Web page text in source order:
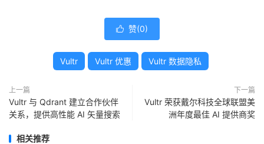
 赞(0)
Vultr Vultr 优惠 Vultr 数据隐私
上一篇
Vultr 与 Qdrant 建立合作伙伴
关系，提供高性能 AI 矢量搜索
下一篇
Vultr 荣获戴尔科技全球联盟美
洲年度最佳 AI 提供商奖
相关推荐